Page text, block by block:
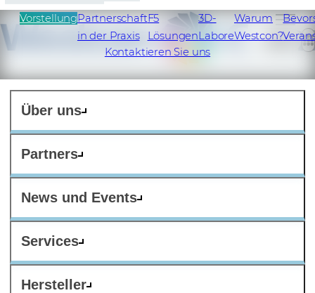
Über uns
Partners
News und Events
Services
Hersteller
CH
VorstellungPartnerschaft
in der Praxis
F5
Lösungen
3D-
Labore
Warum
Westcon?
Kontaktieren Sie uns